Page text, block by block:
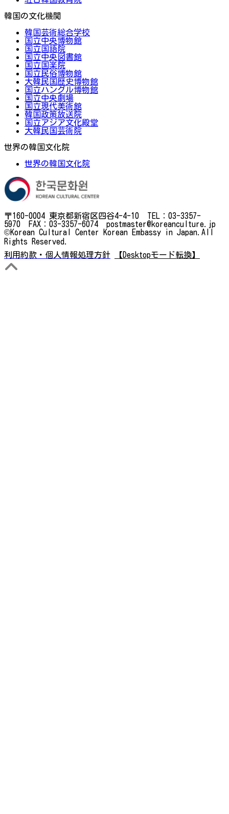
韓国の文化機関
韓国芸術総合学校
国立中央博物館
国立国語院
国立中央図書館
国立国楽院
国立民俗博物館
大韓民国歴史博物館
国立ハングル博物館
国立中央劇場
国立現代美術館
韓国政策放送院
国立アジア文化殿堂
大韓民国芸術院
世界の韓国文化院
世界の韓国文化院
〒160-0004 東京都新宿区四谷4-4-10 TEL：03-3357-
5970 FAX：03-3357-6074 postmaster@koreanculture.jp
©Korean Cultural Center Korean Embassy in Japan.All
Rights Reserved.
利用約款・個人情報処理方針
【Desktopモード転換】